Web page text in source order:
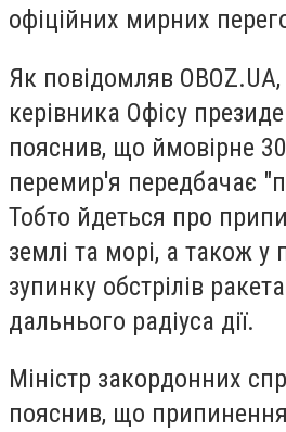
офіційних мирних
Як повідомляв
керівника Офісу
пояснив, що ймовірне
перемир'я передбачає
Тобто йдеться про
землі та морі, а також у
зупинку обстрілів
дальнього радіуса дії.
Міністр закордонних
пояснив, що